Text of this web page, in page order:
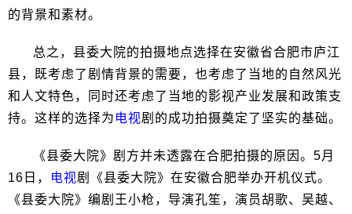
的背景和素材。
总之，县委大院的拍摄地点选择在安徽省合肥市庐江
县，既考虑了剧情背景的需要，也考虑了当地的自然风光
和人文特色，同时还考虑了当地的影视产业发展和政策支
持。这样的选择为 电视剧的成功拍摄奠定了坚实的基础。
《县委大院》剧方并未透露在合肥拍摄的原因。5月
16日，
电视剧《县委大院》在安徽合肥举办开机仪式。
《县委大院》编剧王小枪，导演孔笙，演员胡歌、吴越、